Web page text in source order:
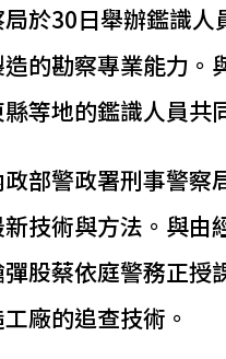
於30日舉辦鑑識
的勘察專業能力。
等地的鑑識人員共
部警政署刑事警察
技術與方法。與由
股蔡依庭警務正授
廠的追查技術。